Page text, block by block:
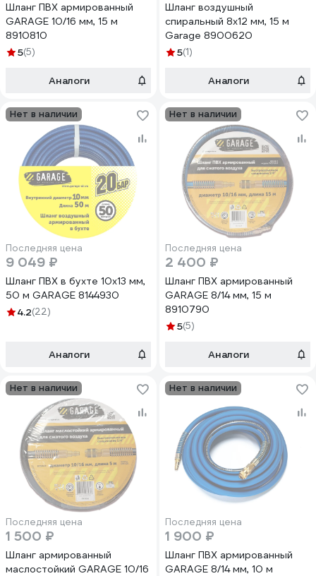
Шланг ПВХ армированный
GARAGE 10/16 мм, 15 м
8910810
5(5)
Аналоги
Шланг воздушный
спиральный 8x12 мм, 15 м
Garage 8900620
5(1)
Аналоги
Нет в наличии
Последняя цена
9 049 ₽
Шланг ПВХ в бухте 10х13 мм,
50 м GARAGE 8144930
4.2(22)
Аналоги
Нет в наличии
Последняя цена
2 400 ₽
Шланг ПВХ армированный
GARAGE 8/14 мм, 15 м
8910790
5(5)
Аналоги
Нет в наличии
Последняя цена
1 500 ₽
Шланг армированный
маслостойкий GARAGE 10/16
Нет в наличии
Последняя цена
1 900 ₽
Шланг ПВХ армированный
GARAGE 8/14 мм, 10 м